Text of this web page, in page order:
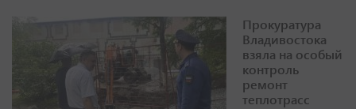
Прокуратура
Владивостока
взяла на особый
контроль
ремонт
теплотрасс